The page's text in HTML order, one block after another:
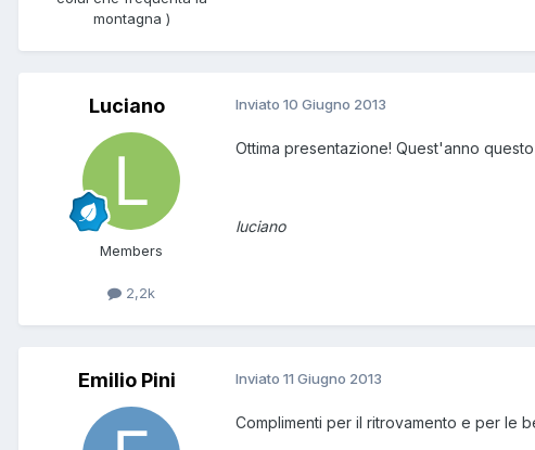
montagna )
Luciano
Members
2,2k
Inviato 10 Giugno 2013
Ottima presentazione! Quest'anno
luciano
Emilio Pini Inviato 11 Giugno 2013
Complimenti per il ritrovamento e per le